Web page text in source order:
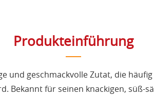
Produkteinführung
und geschmackvolle Zutat, die
Bekannt für seinen knackigen, süß-